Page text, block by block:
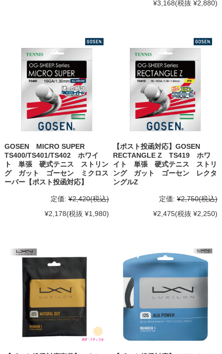
¥3,168(税抜 ¥2,880)
GOSEN MICRO SUPER
TS400/TS401/TS402 ホワイ
ト 単張 硬式テニス ストリン
グ ガット ゴーセン ミクロス
ーパー【ポスト投函対応】
定価: ¥2,420(税込)
¥2,178(税抜 ¥1,980)
【ポスト投函対応】GOSEN
RECTANGLE Z TS419 ホワ
イト 単張 硬式テニス ストリ
ング ガット ゴーセン レクタ
ングルZ
定価: ¥2,750(税込)
¥2,475(税抜 ¥2,250)